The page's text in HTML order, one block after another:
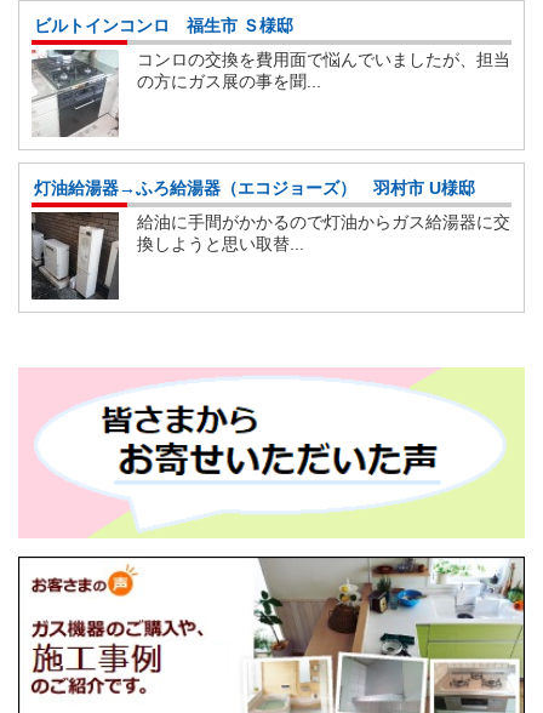
ビルトインコンロ 福生市 Ｓ様邸
コンロの交換を費用面で悩んでいましたが、担当
の方にガス展の事を聞...
灯油給湯器→ふろ給湯器（エコジョーズ） 羽村市 U様邸
給油に手間がかかるので灯油からガス給湯器に交
換しようと思い取替...